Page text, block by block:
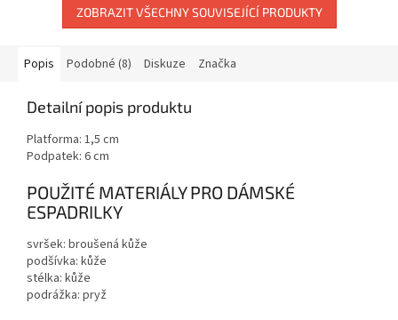
ZOBRAZIT VŠECHNY SOUVISEJÍCÍ PRODUKTY
Popis Podobné (8) Diskuze Značka
Detailní popis produktu
Platforma: 1,5 cm
Podpatek: 6 cm
POUŽITÉ MATERIÁLY PRO DÁMSKÉ
ESPADRILKY
svršek: broušená kůže
podšívka: kůže
stélka: kůže
podrážka: pryž